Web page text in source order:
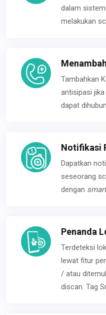
dalam
melakukan
Tambahkan
antisipasi
dapat
Notifikasi
Dapatkan
seseorang
dengan
Penanda
Terdeteksi
lewat fitur
/ atau
discan. Tag